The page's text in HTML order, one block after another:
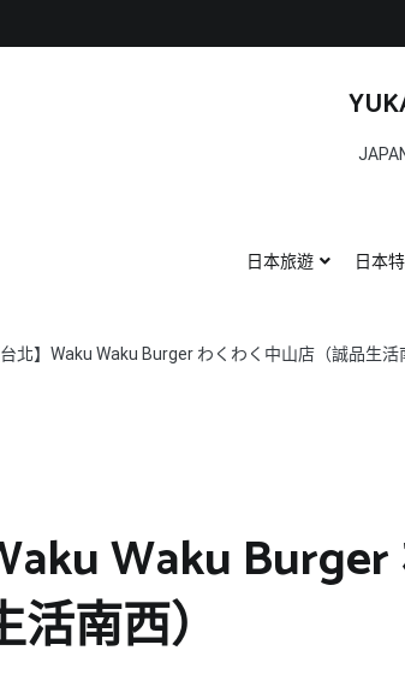
日本旅遊 日本
台北】Waku Waku Burger わくわく中山店（誠品生活
Waku
南西）